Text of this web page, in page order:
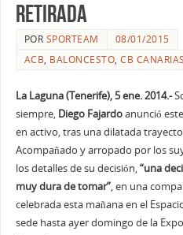
retirada
POR SPORTEAM
08/01/2015
ACB, BALONCESTO,CB CANARIAS
La Laguna (Tenerife), 5 ene. 2014.-
siempre, Diego Fajardoanunció
en activo, tras una dilatada
Acompañado y arropado por los
los detalles de su decisión,“una
muy dura de tomar”, en una
celebrada esta mañana en el
sede hasta ayer domingo de la